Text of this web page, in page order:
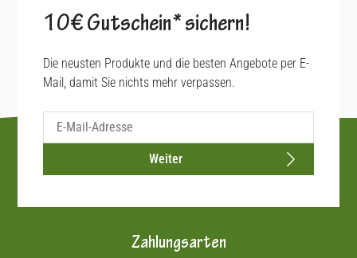
10€ Gutschein* sichern!
Die neusten Produkte und die besten Angebote per E-
Mail, damit Sie nichts mehr verpassen.
Weiter
Zahlungsarten